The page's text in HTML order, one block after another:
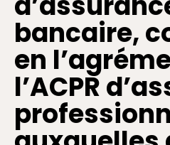
bancaire,
en
l’ACPR